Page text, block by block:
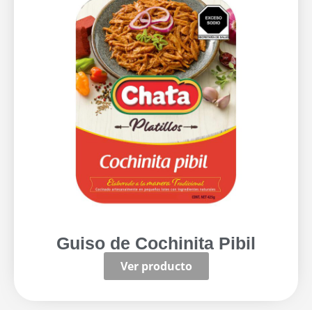
Guiso de Cochinita Pibil
Ver producto